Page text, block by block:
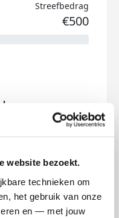
website bezoekt.
technieken om
het gebruik van onze
en — met jouw
Streefbedrag
€500